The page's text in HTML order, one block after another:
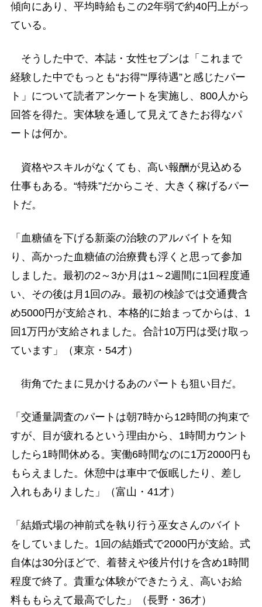
傾向にあり、平均時給もこの2年弱で約40円上がっ
ている。
そうした中で、本誌・女性セブンは「これまで
経験した中でもっとも“お得”“厚待遇”と感じたパー
ト」について読者アンケートを実施し、800人から
回答を得た。実体験を通して見えてきたお得なパ
ートは何か。
資格やスキルがなくても、高い報酬が見込める
仕事もある。“特殊”だからこそ、大きく稼げるパー
トだ。
「血糖値を下げる新薬の治験のアルバイトを知
り、高かった血糖値の治療費も浮くと思って参加
しました。最初の2～3か月は1～2週間に1回程度通
い、その後は月1回のみ。最初の検診では交通費含
め5000円が支給され、本格的に始まってからは、1
回1万円が支給されました。合計10万円は受け取っ
ています」（東京・54才）
街角でたまに見かけるあのパートも狙い目だ。
「交通量調査のパートは朝7時から12時間の拘束で
すが、目が疲れるという理由から、1時間カウント
したら1時間休める。実働6時間なのに1万2000円も
もらえました。休憩中は車中で仮眠したり、差し
入れもありました」（富山・41才）
「結婚式場の神前式を執り行う巫女さんのバイト
をしていました。1回の結婚式で2000円が支給。式
自体は30分ほどで、着替えや後片付けを含め1時間
程度で終了。貴重な体験ができたうえ、高いお給
料ももらえて最高でした」（長野・36才）